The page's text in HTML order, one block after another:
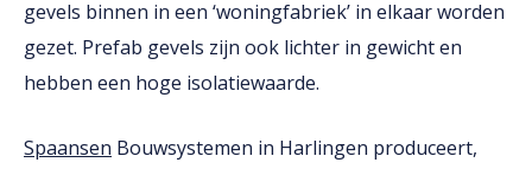
gevels binnen in een ‘woningfabriek’ in elkaar worden
gezet. Prefab gevels zijn ook lichter in gewicht en
hebben een hoge isolatiewaarde.
Spaansen Bouwsystemen in Harlingen produceert,